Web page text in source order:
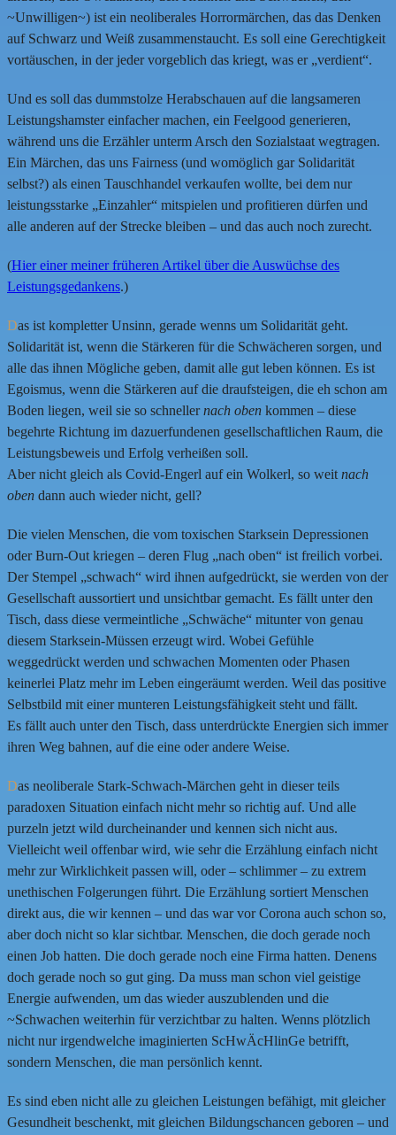
~Unwilligen~) ist ein neoliberales Horrormärchen, das das Denken
auf Schwarz und Weiß zusammenstaucht. Es soll eine Gerechtigkeit
vortäuschen, in der jeder vorgeblich das kriegt, was er „verdient“.
Und es soll das dummstolze Herabschauen auf die langsameren
Leistungshamster einfacher machen, ein Feelgood generieren,
während uns die Erzähler unterm Arsch den Sozialstaat wegtragen.
Ein Märchen, das uns Fairness (und womöglich gar Solidarität
selbst?) als einen Tauschhandel verkaufen wollte, bei dem nur
leistungsstarke „Einzahler“ mitspielen und profitieren dürfen und
alle anderen auf der Strecke bleiben – und das auch noch zurecht.
(Hier einer meiner früheren Artikel über die Auswüchse des
Leistungsgedankens.)
Das ist kompletter Unsinn, gerade wenns um Solidarität geht.
Solidarität ist, wenn die Stärkeren für die Schwächeren sorgen, und
alle das ihnen Mögliche geben, damit alle gut leben können. Es ist
Egoismus, wenn die Stärkeren auf die draufsteigen, die eh schon am
Boden liegen, weil sie so schnellernach oben kommen – diese
begehrte Richtung im dazuerfundenen gesellschaftlichen Raum, die
Leistungsbeweis und Erfolg verheißen soll.
Aber nicht gleich als Covid-Engerl auf ein Wolkerl, so weitnach
oben dann auch wieder nicht, gell?
Die vielen Menschen, die vom toxischen Starksein Depressionen
oder Burn-Out kriegen – deren Flug „nach oben“ ist freilich vorbei.
Der Stempel „schwach“ wird ihnen aufgedrückt, sie werden von der
Gesellschaft aussortiert und unsichtbar gemacht. Es fällt unter den
Tisch, dass diese vermeintliche „Schwäche“ mitunter von genau
diesem Starksein-Müssen erzeugt wird. Wobei Gefühle
weggedrückt werden und schwachen Momenten oder Phasen
keinerlei Platz mehr im Leben eingeräumt werden. Weil das positive
Selbstbild mit einer munteren Leistungsfähigkeit steht und fällt.
Es fällt auch unter den Tisch, dass unterdrückte Energien sich immer
ihren Weg bahnen, auf die eine oder andere Weise.
Das neoliberale Stark-Schwach-Märchen geht in dieser teils
paradoxen Situation einfach nicht mehr so richtig auf. Und alle
purzeln jetzt wild durcheinander und kennen sich nicht aus.
Vielleicht weil offenbar wird, wie sehr die Erzählung einfach nicht
mehr zur Wirklichkeit passen will, oder – schlimmer – zu extrem
unethischen Folgerungen führt. Die Erzählung sortiert Menschen
direkt aus, die wir kennen – und das war vor Corona auch schon so,
aber doch nicht so klar sichtbar. Menschen, die doch gerade noch
einen Job hatten. Die doch gerade noch eine Firma hatten. Denens
doch gerade noch so gut ging. Da muss man schon viel geistige
Energie aufwenden, um das wieder auszublenden und die
~Schwachen weiterhin für verzichtbar zu halten. Wenns plötzlich
nicht nur irgendwelche imaginierten ScHwÄcHlinGe betrifft,
sondern Menschen, die man persönlich kennt.
Es sind eben nicht alle zu gleichen Leistungen befähigt, mit gleicher
Gesundheit beschenkt, mit gleichen Bildungschancen geboren – und